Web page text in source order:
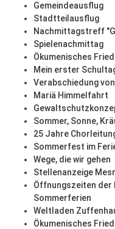
Gemeindeausflug
Stadtteilausflug
Nachmittagstreff
Spielenachmittag
Ökumenisches
Mein erster
Verabschiedung
Mariä Himmelfahrt
Sommer, Sonne,
25 Jahre
Sommerfest im
Wege, die wir gehen
Stellenanzeige
Öffnungszeiten der
Sommerferien
Weltladen
Ökumenisches